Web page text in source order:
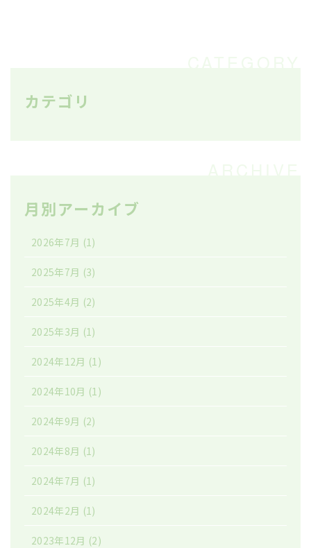
カテゴリ
月別アーカイブ
2026年7月 (1)
2025年7月 (3)
2025年4月 (2)
2025年3月 (1)
2024年12月 (1)
2024年10月 (1)
2024年9月 (2)
2024年8月 (1)
2024年7月 (1)
2024年2月 (1)
2023年12月 (2)